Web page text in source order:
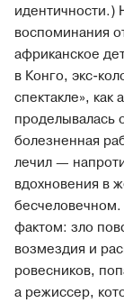
идентичности.)
воспоминания
африканское
в Конго, экс-
спектакле», как
проделывалась
болезненная
лечил —
вдохновения в
фактом: зло
возмездия и
ровесников,
а режиссер,